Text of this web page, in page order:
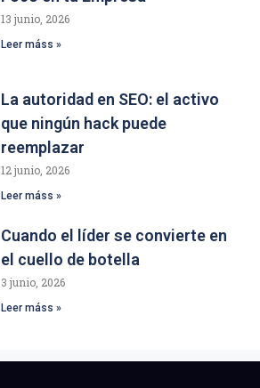
13 junio, 2026
Leer máss »
La autoridad en SEO: el activo
que ningún hack puede
reemplazar
12 junio, 2026
Leer máss »
Cuando el líder se convierte en
el cuello de botella
3 junio, 2026
Leer máss »